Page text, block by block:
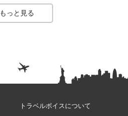
もっと見る
トラベルボイスについて